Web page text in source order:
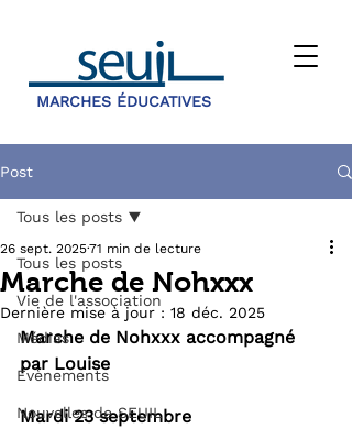
MARCHES ÉDUCATIVES
Post
Tous les posts
Vie de l'association
Médias
Évènements
Nouvelles de SEUIL
Tous les posts
Marche de Nohxxx
26 sept. 202571 min de lecture
Dernière mise à jour : 18 déc. 2025
Marche de Nohxxx accompagné
par Louise
Mardi 23 septembre